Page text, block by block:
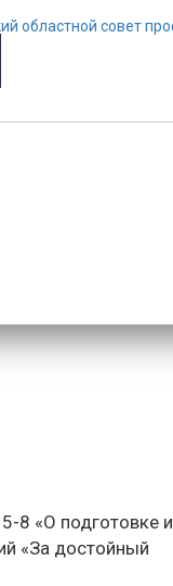
8 «О подготовке и
«За достойный